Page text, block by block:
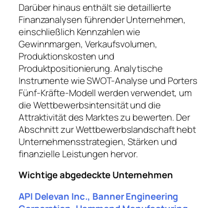
Darüber hinaus enthält sie detaillierte
Finanzanalysen führender Unternehmen,
einschließlich Kennzahlen wie
Gewinnmargen, Verkaufsvolumen,
Produktionskosten und
Produktpositionierung. Analytische
Instrumente wie SWOT-Analyse und Porters
Fünf-Kräfte-Modell werden verwendet, um
die Wettbewerbsintensität und die
Attraktivität des Marktes zu bewerten. Der
Abschnitt zur Wettbewerbslandschaft hebt
Unternehmensstrategien, Stärken und
finanzielle Leistungen hervor.
Wichtige abgedeckte Unternehmen
API Delevan Inc., Banner Engineering